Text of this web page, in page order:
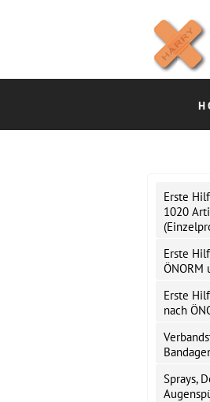
Erste
1020
Erste
ÖNORM
Erste
nach
Sprays,